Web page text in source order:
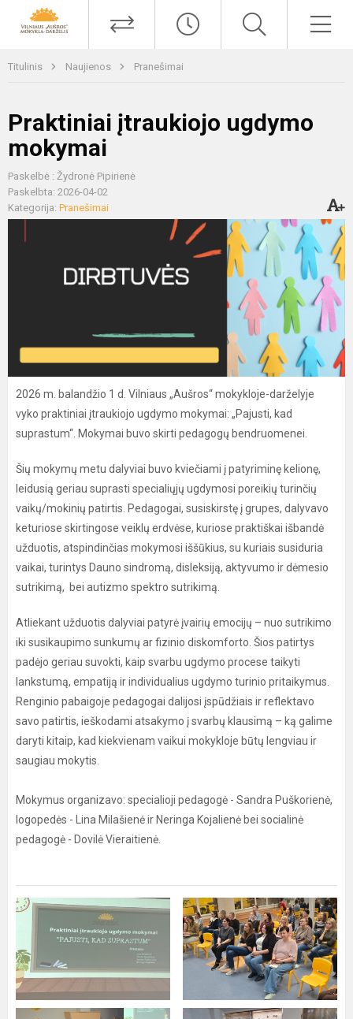
Titulinis Naujienos Pranešimai
Praktiniai įtraukiojo ugdymo
mokymai
Paskelbė : Žydronė Pipirienė
Paskelbta: 2026-04-02
Kategorija: Pranešimai
2026 m. balandžio 1 d. Vilniaus „Aušros“ mokykloje-darželyje
vyko praktiniai įtraukiojo ugdymo mokymai: „Pajusti, kad
suprastum“. Mokymai buvo skirti pedagogų bendruomenei.
Šių mokymų metu dalyviai buvo kviečiami į patyriminę kelionę,
leidusią geriau suprasti specialiųjų ugdymosi poreikių turinčių
vaikų/mokinių patirtis. Pedagogai, susiskirstę į grupes, dalyvavo
keturiose skirtingose veiklų erdvėse, kuriose praktiškai išbandė
užduotis, atspindinčias mokymosi iššūkius, su kuriais susiduria
vaikai, turintys Dauno sindromą, disleksiją, aktyvumo ir dėmesio
sutrikimą, bei autizmo spektro sutrikimą.
Atliekant užduotis dalyviai patyrė įvairių emocijų – nuo sutrikimo
iki susikaupimo sunkumų ar fizinio diskomforto. Šios patirtys
padėjo geriau suvokti, kaip svarbu ugdymo procese taikyti
lankstumą, empatiją ir individualius ugdymo turinio pritaikymus.
Renginio pabaigoje pedagogai dalijosi įspūdžiais ir reflektavo
savo patirtis, ieškodami atsakymo į svarbų klausimą – ką galime
daryti kitaip, kad kiekvienam vaikui mokykloje būtų lengviau ir
saugiau mokytis.
Mokymus organizavo: specialioji pedagogė - Sandra Puškorienė,
logopedės - Lina Milašienė ir Neringa Kojalienė bei socialinė
pedagogė - Dovilė Vieraitienė.